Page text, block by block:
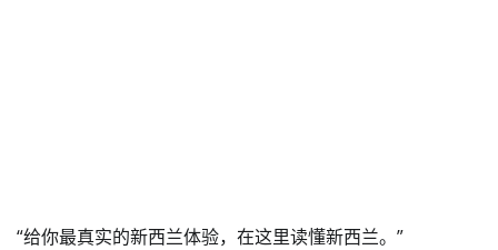
“给你最真实的新西兰体验，在这里读懂新西兰。”